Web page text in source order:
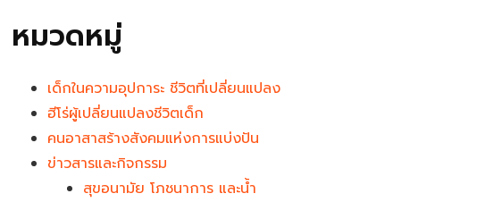
หมวดหมู่
เด็กในความอุปการะ ชีวิตที่เปลี่ยนแปลง
ฮีโร่ผู้เปลี่ยนแปลงชีวิตเด็ก
คนอาสาสร้างสังคมแห่งการแบ่งปัน
ข่าวสารและกิจกรรม
สุขอนามัย โภชนาการ และน้ำ